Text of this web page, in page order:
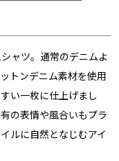
ャツ。通常のデニムよ
トンデニム素材を使用
い一枚に仕上げまし
の表情や風合いもプラ
ルに自然となじむアイ